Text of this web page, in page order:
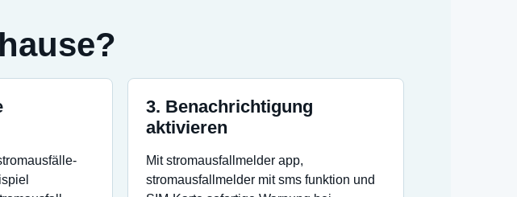
3. Benachrichtigung
aktivieren
Mit stromausfallmelder app,
stromausfallmelder mit sms funktion und